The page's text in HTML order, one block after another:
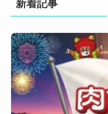
新着記事